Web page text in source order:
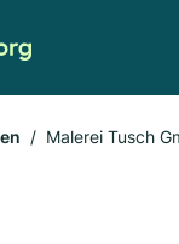
Malerei Tusch